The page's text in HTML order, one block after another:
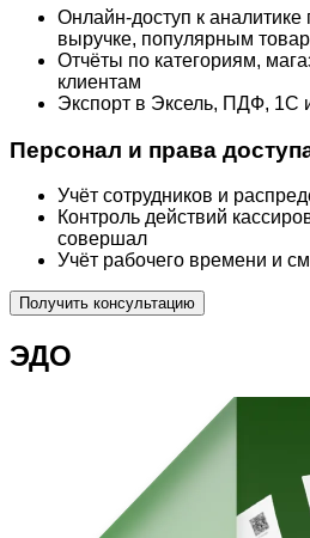
Онлайн-доступ к аналитике
выручке, популярным
Отчёты по категориям,
клиентам
Экспорт в Эксель, ПДФ, 1С
Персонал и права
Учёт сотрудников и
Контроль действий
совершал
Учёт рабочего времени и
Получить консультацию
ЭДО